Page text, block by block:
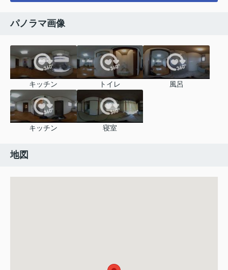
パノラマ画像
キッチン トイレ 風呂
キッチン 寝室
地図